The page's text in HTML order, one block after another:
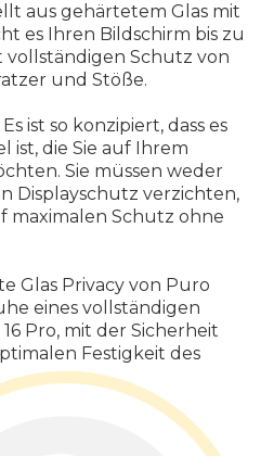
aus gehärtetem Glas mit
es Ihren Bildschirm bis zu
Schutz von
und Stöße.
ist so konzipiert, dass es
ist, die Sie auf Ihrem
Sie müssen weder
Displayschutz verzichten,
maximalen Schutz ohne
Glas Privacy von Puro
eines vollständigen
Pro, mit der Sicherheit
Festigkeit des